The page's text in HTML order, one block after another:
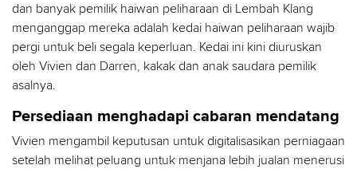
dan banyak pemilik haiwan peliharaan di Lembah Klang
menganggap mereka adalah kedai haiwan peliharaan wajib
pergi untuk beli segala keperluan. Kedai ini kini diuruskan
oleh Vivien dan Darren, kakak dan anak saudara pemilik
asalnya.
Persediaan menghadapi cabaran mendatang
Vivien mengambil keputusan untuk digitalisasikan perniagaan
setelah melihat peluang untuk menjana lebih jualan menerusi